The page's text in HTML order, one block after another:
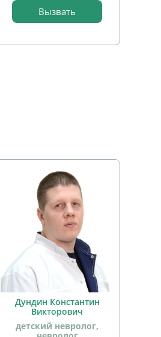
детей
Вызвать
прием
Дундин Константин
Викторович
детский невролог,